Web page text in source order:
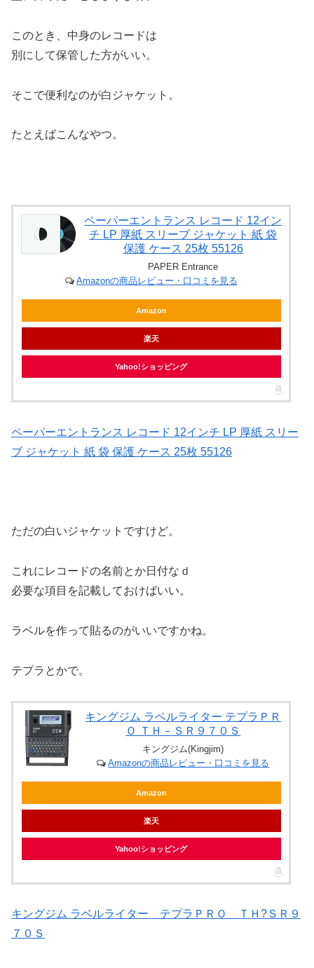
このとき、中身のレコードは
別にして保管した方がいい。
そこで便利なのが白ジャケット。
たとえばこんなやつ。
ペーパーエントランス レコード 12イン
チ LP 厚紙 スリーブ ジャケット 紙 袋
保護 ケース 25枚 55126
PAPER Entrance
Amazonの商品レビュー・口コミを見る
Amazon
楽天
Yahoo!ショッピング
ペーパーエントランス レコード 12インチ LP 厚紙 スリー
ブ ジャケット 紙 袋 保護 ケース 25枚 55126
ただの白いジャケットですけど。
これにレコードの名前とか日付なｄ
必要な項目を記載しておけばいい。
ラベルを作って貼るのがいいですかね。
テプラとかで。
キングジム ラベルライター テプラＰＲ
Ｏ ＴＨ－ＳＲ９７０Ｓ
キングジム(Kingjim)
Amazonの商品レビュー・口コミを見る
Amazon
楽天
Yahoo!ショッピング
キングジム ラベルライター テプラＰＲＯ ＴＨ?ＳＲ９
７０Ｓ